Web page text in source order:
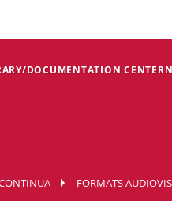
DOCUMENTATION CENTER
FORMATS